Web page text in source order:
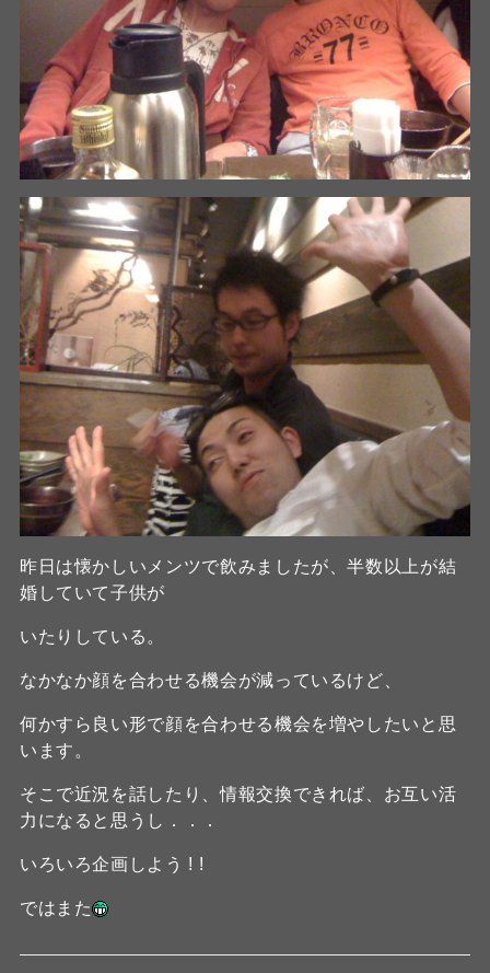
昨日は懐かしいメンツで飲みましたが、半数以上が結
婚していて子供が
いたりしている。
なかなか顔を合わせる機会が減っているけど、
何かすら良い形で顔を合わせる機会を増やしたいと思
います。
そこで近況を話したり、情報交換できれば、お互い活
力になると思うし．．．
いろいろ企画しよう ! !
ではまた